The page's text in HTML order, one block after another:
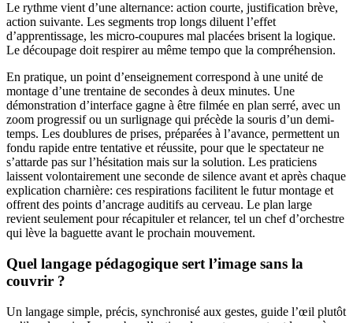
Le rythme vient d’une alternance: action courte, justification brève,
action suivante. Les segments trop longs diluent l’effet
d’apprentissage, les micro-coupures mal placées brisent la logique.
Le découpage doit respirer au même tempo que la compréhension.
En pratique, un point d’enseignement correspond à une unité de
montage d’une trentaine de secondes à deux minutes. Une
démonstration d’interface gagne à être filmée en plan serré, avec un
zoom progressif ou un surlignage qui précède la souris d’un demi-
temps. Les doublures de prises, préparées à l’avance, permettent un
fondu rapide entre tentative et réussite, pour que le spectateur ne
s’attarde pas sur l’hésitation mais sur la solution. Les praticiens
laissent volontairement une seconde de silence avant et après chaque
explication charnière: ces respirations facilitent le futur montage et
offrent des points d’ancrage auditifs au cerveau. Le plan large
revient seulement pour récapituler et relancer, tel un chef d’orchestre
qui lève la baguette avant le prochain mouvement.
Quel langage pédagogique sert l’image sans la
couvrir ?
Un langage simple, précis, synchronisé aux gestes, guide l’œil plutôt